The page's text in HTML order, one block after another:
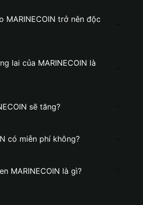
MARINECOIN trở nên độc
lai của MARINECOIN là
sẽ tăng?
có miễn phí không?
MARINECOIN là gì?